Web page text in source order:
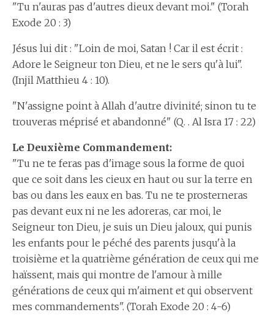
"Tu n'auras pas d'autres dieux devant moi." (Torah
Exode 20 : 3)
Jésus lui dit : "Loin de moi, Satan ! Car il est écrit :
Adore le Seigneur ton Dieu, et ne le sers qu'à lui".
(Injil Matthieu 4 : 10).
"N'assigne point à Allah d'autre divinité; sinon tu te
trouveras méprisé et abandonné" (Q. . Al Isra 17 : 22)
Le Deuxième Commandement:
"Tu ne te feras pas d'image sous la forme de quoi
que ce soit dans les cieux en haut ou sur la terre en
bas ou dans les eaux en bas. Tu ne te prosterneras
pas devant eux ni ne les adoreras, car moi, le
Seigneur ton Dieu, je suis un Dieu jaloux, qui punis
les enfants pour le péché des parents jusqu'à la
troisième et la quatrième génération de ceux qui me
haïssent, mais qui montre de l'amour à mille
générations de ceux qui m'aiment et qui observent
mes commandements". (Torah Exode 20 : 4-6)